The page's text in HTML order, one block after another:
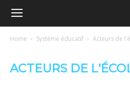
Ecole
Home Système éducatif Acteurs de
ACTEURS DE